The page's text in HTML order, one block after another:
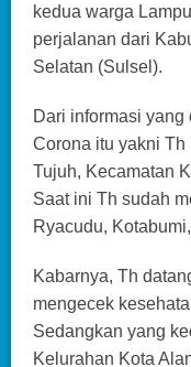
kedua warga
perjalanan dari
Selatan (Sulsel).
Dari informasi
Corona itu yakni
Tujuh, Kecamatan
Saat ini Th sudah
Ryacudu,
Kabarnya, Th
mengecek
Sedangkan yang
Kelurahan Kota